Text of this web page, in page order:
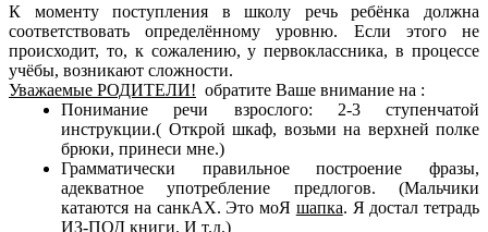
К моменту поступления в школу речь ребёнка должна
соответствовать определённому уровню. Если этого не
происходит, то, к сожалению, у первоклассника, в процессе
учёбы, возникают сложности.
Уважаемые РОДИТЕЛИ! обратите Ваше внимание на :
Понимание речи взрослого: 2-3 ступенчатой
инструкции.( Открой шкаф, возьми на верхней полке
брюки, принеси мне.)
Грамматически правильное построение фразы,
адекватное употребление предлогов. (Мальчики
катаются на санкАХ. Это моЯ шапка. Я достал тетрадь
ИЗ-ПОД книги. И т.д.)